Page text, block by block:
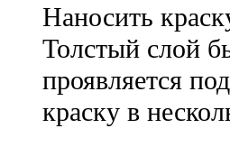
Наносить
Толстый слой
проявляется
краску в